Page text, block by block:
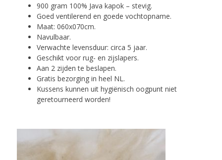
900 gram 100% Java kapok – stevig.
Goed ventilerend en goede vochtopname.
Maat: 060x070cm.
Navulbaar.
Verwachte levensduur: circa 5 jaar.
Geschikt voor rug- en zijslapers.
Aan 2 zijden te beslapen.
Gratis bezorging in heel NL.
Kussens kunnen uit hygiënisch oogpunt niet
geretourneerd worden!